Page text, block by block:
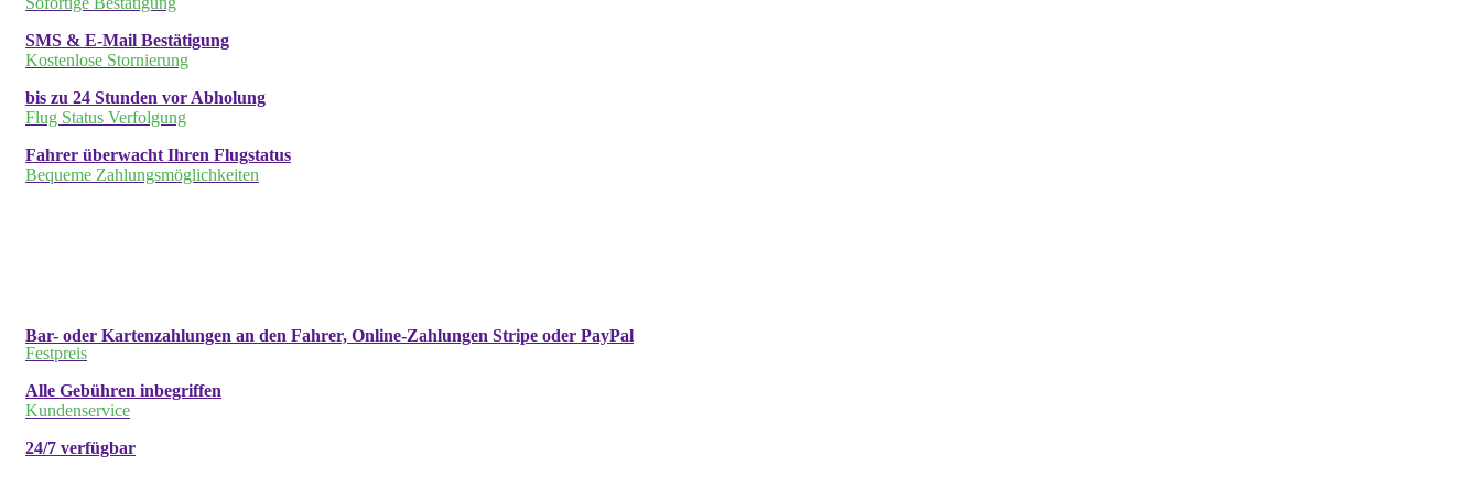
SMS & E-Mail Bestätigung
Kostenlose Stornierung
bis zu 24 Stunden vor Abholung
Flug Status Verfolgung
Fahrer überwacht Ihren Flugstatus
Bequeme Zahlungsmöglichkeiten
Bar- oder Kartenzahlungen an den Fahrer, Online-Zahlungen Stripe oder PayPal
Festpreis
Alle Gebühren inbegriffen
Kundenservice
24/7 verfügbar